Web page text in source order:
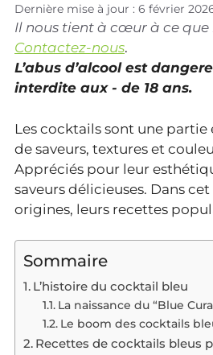
Dernière mise à jour : 6 février
Il nous tient à cœur à ce
Contactez-nous.
L’abus d’alcool est
interdite aux - de 18 ans.
Les cocktails sont une
de saveurs, textures et
Appréciés pour leur
saveurs délicieuses. Dans
origines, leurs recettes
Sommaire
L’histoire du cocktail bleu
La naissance du “Blue
Le boom des cocktails
Recettes de cocktails bleus